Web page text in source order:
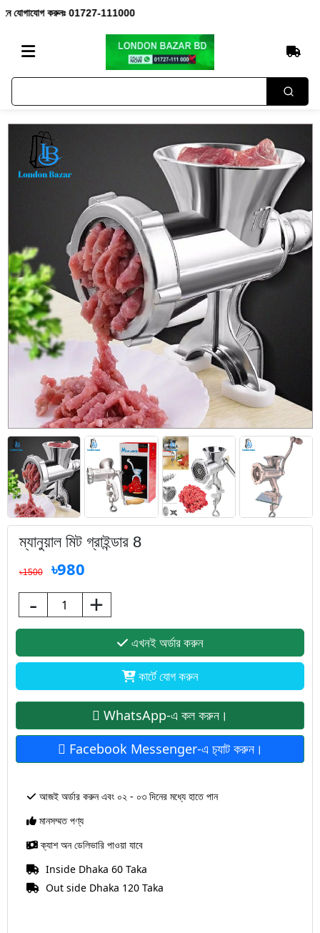
করুনঃ 01727-111000
ম্যানুয়াল মিট গ্রাইন্ডার 8
৳1500 ৳980
- +
এখনই অর্ডার করুন
কার্টে যোগ করুন
WhatsApp-এ কল করুন।
Facebook Messenger-এ চ‍্যাট করুন।
আজই অর্ডার করুন এবং ০২ - ০৩ দিনের মধ্যে হাতে পান
মানসম্মত পণ্য
ক্যাশ অন ডেলিভারি পাওয়া যাবে
Inside Dhaka 60 Taka
Out side Dhaka 120 Taka